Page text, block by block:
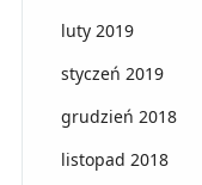
luty 2019
styczeń 2019
grudzień 2018
listopad 2018